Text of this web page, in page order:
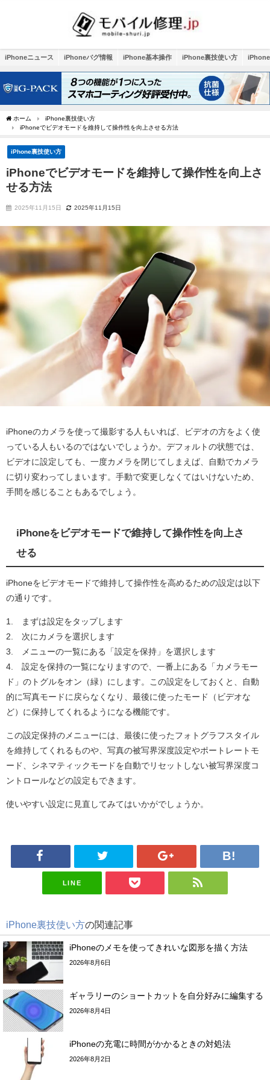
iPhoneニュース iPhoneバグ情報 iPhone基本操作 iPhone裏技使い方
ホーム
iPhone裏技使い方
iPhoneでビデオモードを維持して操作性を向上させる方法
iPhone裏技使い方
iPhoneでビデオモードを維持して操作性を向上さ
せる方法
2025年11月15日 2025年11月15日
iPhoneのカメラを使って撮影する人もいれば、ビデオの方をよく使
っている人もいるのではないでしょうか。デフォルトの状態では、
ビデオに設定しても、一度カメラを閉じてしまえば、自動でカメラ
に切り変わってしまいます。手動で変更しなくてはいけないため、
手間を感じることもあるでしょう。
iPhoneをビデオモードで維持して操作性を向上さ
せる
iPhoneをビデオモードで維持して操作性を高めるための設定は以下
の通りです。
1. まずは設定をタップします
2. 次にカメラを選択します
3. メニューの一覧にある「設定を保持」を選択します
4. 設定を保持の一覧になりますので、一番上にある「カメラモー
ド」のトグルをオン（緑）にします。この設定をしておくと、自動
的に写真モードに戻らなくなり、最後に使ったモード（ビデオな
ど）に保持してくれるようになる機能です。
この設定保持のメニューには、最後に使ったフォトグラフスタイル
を維持してくれるものや、写真の被写界深度設定やポートレートモ
ード、シネマティックモードを自動でリセットしない被写界深度コ
ントロールなどの設定もできます。
使いやすい設定に見直してみてはいかがでしょうか。
LINE
iPhone裏技使い方の関連記事
iPhoneのメモを使ってきれいな図形を描く方法
2026年8月6日
ギャラリーのショートカットを自分好みに編集する
2026年8月4日
iPhoneの充電に時間がかかるときの対処法
2026年8月2日